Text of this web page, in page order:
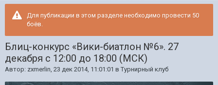
Для публикации в этом разделе необходимо провести 50
боёв.
Блиц-конкурс «Вики-биатлон №6». 27
декабря с 12:00 до 18:00 (МСК)
Автор: zxmerlin, 23 дек 2014, 11:01:01 в Турнирный клуб